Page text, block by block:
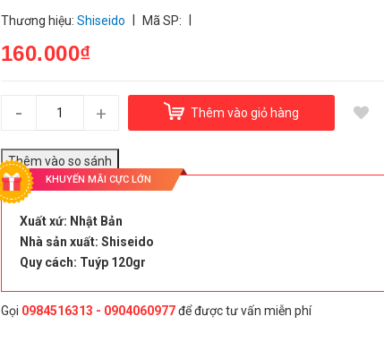
Thương hiệu: Shiseido Mã SP:
160.000₫
- + Thêm vào giỏ hàng
KHUYẾN MÃI CỰC LỚN
Xuất xứ: Nhật Bản
Nhà sản xuất: Shiseido
Quy cách: Tuýp 120gr
Gọi 0984516313 - 0904060977để được tư vấn miễn phí
Đây là giải pháp trải nghiệm phát triển bởi EGANY